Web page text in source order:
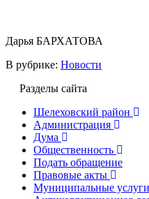
Дарья БАРХАТОВА
В рубрике: Новости
Разделы сайта
Шелеховский район
Администрация
Дума
Общественность
Подать обращение
Правовые акты
Муниципальные услуги